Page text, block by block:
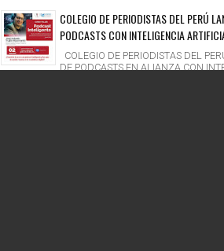
COLEGIO DE PERIODISTAS DEL PERÚ
PODCASTS CON INTELIGENCIA
COLEGIO DE PERIODISTAS DEL
DE PODCASTS EN ALIANZA CON